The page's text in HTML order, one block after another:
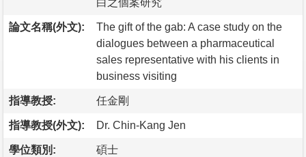
論文名稱(外文):
The gift of the gab: A case study on the
dialogues between a pharmaceutical
sales representative with his clients in
business visiting
指導教授: 任金剛
指導教授(外文): Dr. Chin-Kang Jen
學位類別: 碩士